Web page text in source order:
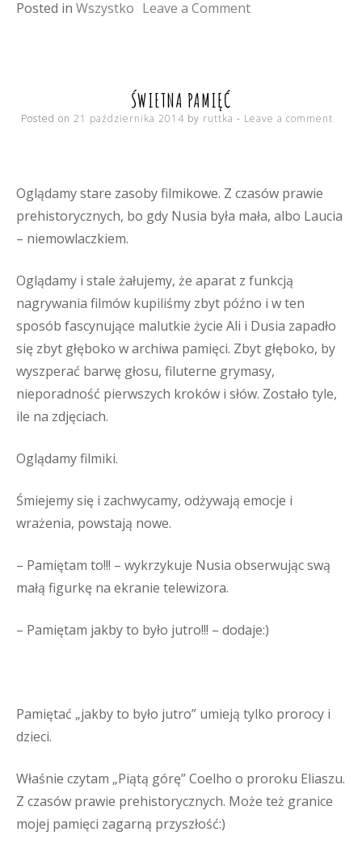
Posted in Wszystko Leave a Commenton
ŚWIETNA PAMIĘĆ
Posted on 21 października 2014 by ruttka Leave a comment
Oglądamy stare zasoby filmikowe. Z czasów prawie
prehistorycznych, bo gdy Nusia była mała, albo Laucia
– niemowlaczkiem.
Oglądamy i stale żałujemy, że aparat z funkcją
nagrywania filmów kupiliśmy zbyt późno i w ten
sposób fascynujące malutkie życie Ali i Dusia zapadło
się zbyt głęboko w archiwa pamięci. Zbyt głęboko, by
wyszperać barwę głosu, filuterne grymasy,
nieporadność pierwszych kroków i słów. Zostało tyle,
ile na zdjęciach.
Oglądamy filmiki.
Śmiejemy się i zachwycamy, odżywają emocje i
wrażenia, powstają nowe.
– Pamiętam to!!! – wykrzykuje Nusia obserwując swą
małą figurkę na ekranie telewizora.
– Pamiętam jakby to było jutro!!! – dodaje:)
Pamiętać „jakby to było jutro” umieją tylko prorocy i
dzieci.
Właśnie czytam „Piątą górę” Coelho o proroku Eliaszu.
Z czasów prawie prehistorycznych. Może też granice
mojej pamięci zagarną przyszłość:)